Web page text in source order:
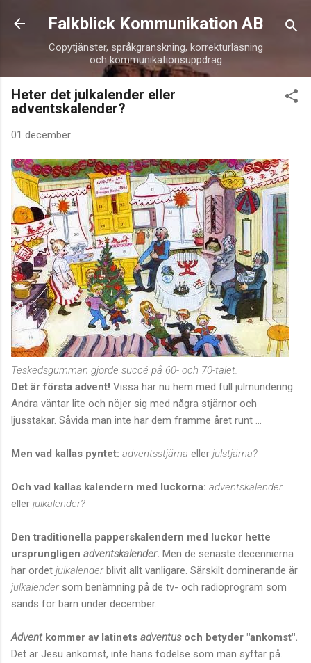
Fortsätt till huvudinnehåll
Falkblick Kommunikation AB
Copytjänster, språkgranskning, korrekturläsning
och kommunikationsuppdrag
Heter det julkalender eller
adventskalender?
01 december
Teskedsgumman gjorde succé på 60- och 70-talet.
Det är första advent! Vissa har nu hem med full julmundering.
Andra väntar lite och nöjer sig med några stjärnor och
ljusstakar. Såvida man inte har dem framme året runt ...
Men vad kallas pyntet: adventsstjärna eller julstjärna?
Och vad kallas kalendern med luckorna: adventskalender
eller julkalender?
Den traditionella papperskalendern med luckor hette
ursprungligen adventskalender. Men de senaste decennierna
har ordet julkalenderblivit allt vanligare. Särskilt dominerande är
julkalendersom benämning på de tv- och radioprogram som
sänds för barn under december.
Advent kommer av latinets adventusoch betyder "ankomst".
Det är Jesu ankomst, inte hans födelse som man syftar på.